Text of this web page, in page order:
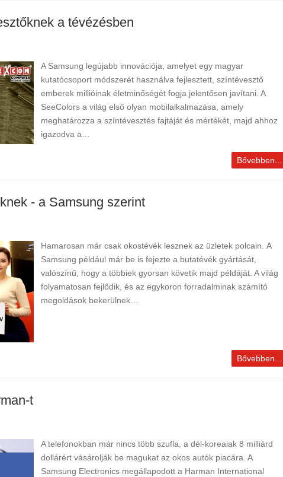
a tévézésben
A Samsung legújabb innovációja, amelyet egy magyar
kutatócsoport módszerét használva fejlesztett, színtévesztő
emberek millióinak életminőségét fogja jelentősen javítani. A
SeeColors a világ első olyan mobilalkalmazása, amely
meghatározza a színtévesztés fajtáját és mértékét, majd ahhoz
igazodva a…
Bővebben...
- a Samsung szerint
Hamarosan már csak okostévék lesznek az üzletek polcain. A
Samsung például már be is fejezte a butatévék gyártását,
valószínű, hogy a többiek gyorsan követik majd példáját. A világ
folyamatosan fejlődik, és az egykoron forradalminak számító
megoldások bekerülnek…
Bővebben...
t
A telefonokban már nincs több szufla, a dél-koreaiak 8 milliárd
dollárért vásárolják be magukat az okos autók piacára. A
Samsung Electronics megállapodott a Harman International